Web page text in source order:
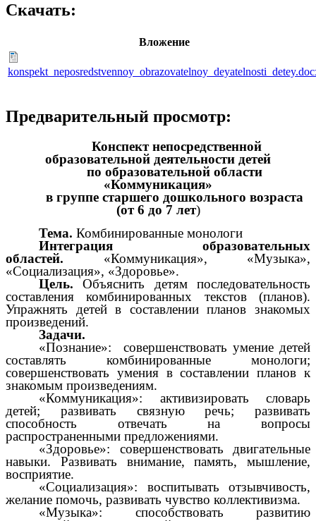
Скачать:
Вложение
Предварительный просмотр:
Конспект непосредственной
образовательной деятельности детей
по образовательной области
«Коммуникация»
в группе старшего дошкольного возраста
(от 6 до 7 лет)
Тема. Комбинированные монологи
Интеграция образовательных
областей. «Коммуникация», «Музыка»,
«Социализация», «Здоровье».
Цель.Объяснить детям последовательность
составления комбинированных текстов (планов).
Упражнять детей в составлении планов знакомых
произведений.
Задачи.
«Познание»: совершенствовать умение детей
составлять комбинированные монологи;
совершенствовать умения в составлении планов к
знакомым произведениям.
«Коммуникация»: активизировать словарь
детей; развивать связную речь; развивать
способность отвечать на вопросы
распространенными предложениями.
«Здоровье»: совершенствовать двигательные
навыки. Развивать внимание, память, мышление,
восприятие.
«Социализация»: воспитывать отзывчивость,
желание помочь, развивать чувство коллективизма.
«Музыка»: способствовать развитию